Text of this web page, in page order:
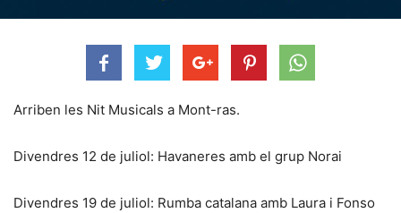
Arriben les Nit Musicals a Mont-ras.
Divendres 12 de juliol: Havaneres amb el grup Norai
Divendres 19 de juliol: Rumba catalana amb Laura i Fonso